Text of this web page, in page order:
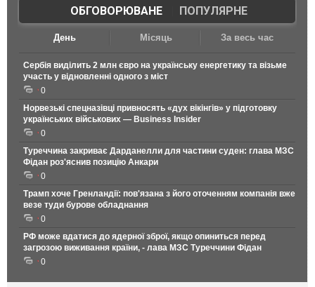
ОБГОВОРЮВАНЕ| ПОПУЛЯРНЕ
День Місяць За весь час
Сербія виділить 2 млн євро на українську енергетику та візьме
участь у відновленні одного з міст
0
Норвезькі спецназівці привносять «дух вікінгів» у підготовку
українських військових — Business Insider
0
Туреччина закриває Дарданелли для частини суден: глава МЗС
Фідан роз'яснив позицію Анкари
0
Трамп хоче Гренландії: пов'язана з його оточенням компанія вже
везе туди бурове обладнання
0
РФ може вдатися до ядерної зброї, якщо опиниться перед
загрозою виживання країни, - лава МЗС Туреччини Фідан
0